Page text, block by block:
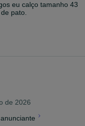
eu calço tamanho 43
pato.
de 2026